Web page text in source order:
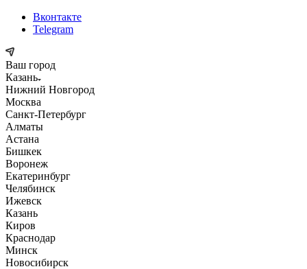
Вконтакте
Telegram
Ваш город
Казань
Нижний Новгород
Москва
Санкт-Петербург
Алматы
Астана
Бишкек
Воронеж
Екатеринбург
Челябинск
Ижевск
Казань
Киров
Краснодар
Минск
Новосибирск